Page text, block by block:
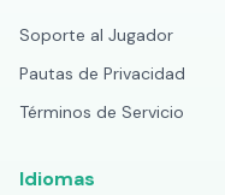
Soporte al Jugador
Pautas de Privacidad
Términos de Servicio
Idiomas